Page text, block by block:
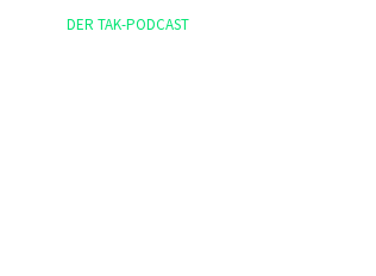
DER TAK-PODCAST